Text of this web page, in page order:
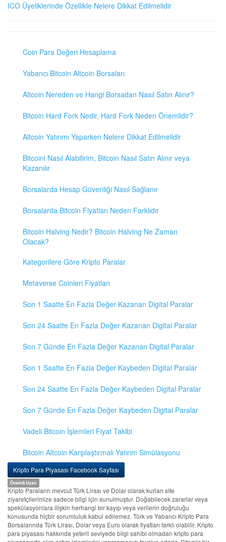
ICO Üyeliklerinde Özellikle Nelere Dikkat Edilmelidir
Coin Para Değeri Hesaplama
Yabancı Bitcoin Altcoin Borsaları
Altcoin Nereden ve Hangi Borsadan Nasıl Satın Alınır?
Bitcoin Hard Fork Nedir, Hard Fork Neden Önemlidir?
Altcoin Yatırımı Yaparken Nelere Dikkat Edilmelidir
Bitcoini Nasıl Alabilirim, Bitcoin Nasıl Satın Alınır veya
Kazanılır
Borsalarda Hesap Güvenliği Nasıl Sağlanır
Borsalarda Bitcoin Fiyatları Neden Farklıdır
Bitcoin Halving Nedir? Bitcoin Halving Ne Zaman
Olacak?
Kategorilere Göre Kripto Paralar
Metaverse Coinleri Fiyatları
Son 1 Saatte En Fazla Değer Kazanan Digital Paralar
Son 24 Saatte En Fazla Değer Kazanan Digital Paralar
Son 7 Günde En Fazla Değer Kazanan Digital Paralar
Son 1 Saatte En Fazla Değer Kaybeden Digital Paralar
Son 24 Saatte En Fazla Değer Kaybeden Digital Paralar
Son 7 Günde En Fazla Değer Kaybeden Digital Paralar
Vadeli Bitcoin İşlemleri Fiyat Takibi
Bitcoin Altcoin Karşılaştırmalı Yatırım Simülasyonu
Kripto Para Piyasası Facebook Sayfası
Önemli Uyarı
Kripto Paraların mevcut Türk Lirası ve Dolar olarak kurları site
ziyaretçilerimize sadece bilgi için sunulmuştur. Doğabilecek zararlar veya
spekülasyonlara ilişkin herhangi bir kayıp veya verilerin doğruluğu
konusunda hiçbir sorumluluk kabul edilemez. Türk ve Yabancı Kripto Para
Borsalarında Türk Lirası, Dolar veya Euro olarak fiyatları farklı olabilir. Kripto
para piyasası hakkında yeterli seviyede bilgi sahibi olmadan kripto para